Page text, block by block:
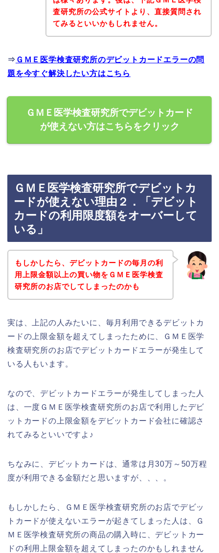
査研究所の公式サイトより、直接質問され
てみるといいかもしれません。
⇒ ＧＭＥ医学検査研究所のデビットカードエラーの問
題を今すぐ解決したい方はこちら
ＧＭＥ医学検査研究所でデビットカード
が使えない方はこちらをクリック
ＧＭＥ医学検査研究所でデビットカ
ードが使えない理由２．「デビット
カードの利用限度額をオーバーして
いる」
もしかしたら、デビットカードの毎月の利
用上限金額以上の買い物をＧＭＥ医学検査
研究所のお店でしてしまったのかも
実は、上記の人みたいに、毎月利用できるデビットカ
ードの上限金額を超えてしまったために、ＧＭＥ医学
検査研究所のお店でデビットカードエラーが発生して
いる人もいます。
なので、デビットカードエラーが発生してしまった人
は、一度ＧＭＥ医学検査研究所のお店で利用したデビ
ットカードの上限金額をデビットカード会社に確認さ
れてみるといいですよ♪
ちなみに、デビットカードは、通常は月30万～50万程
度が利用できる金額だと思いますが、、、。
もしかしたら、ＧＭＥ医学検査研究所のお店でデビッ
トカードが使えないエラーが起きてしまった人は、Ｇ
ＭＥ医学検査研究所の商品の購入時に、デビットカー
ドの利用上限金額を超えてしまったのかもしれません